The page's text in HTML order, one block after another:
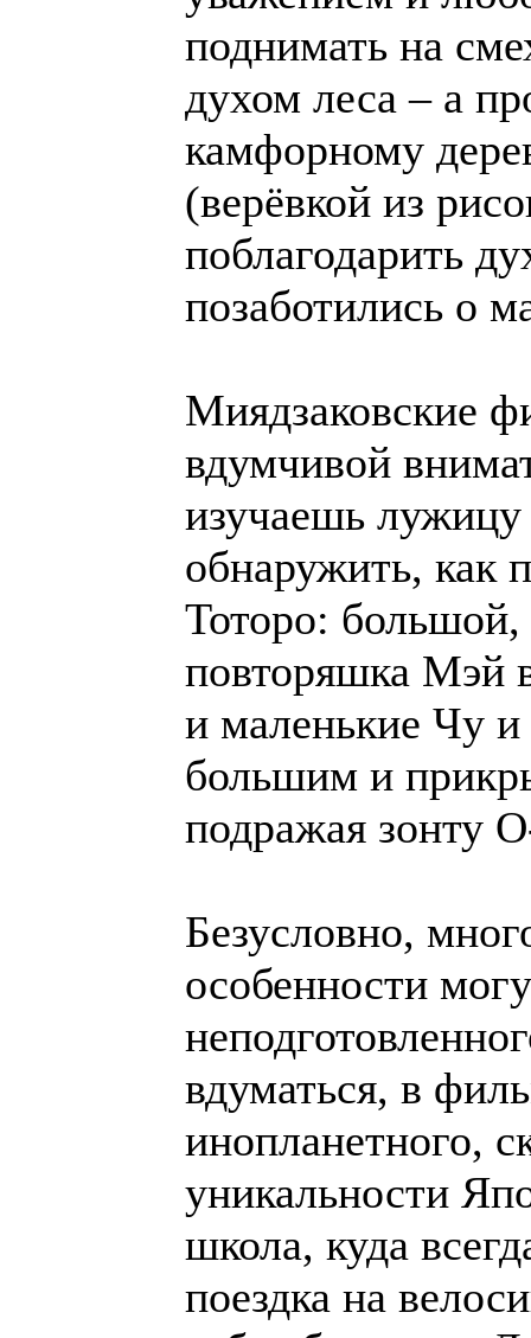
поднимать на
духом леса – а
камфорному
(верёвкой из
поблагодарить
позаботились о
Миядзаковские
вдумчивой
изучаешь лужицу
обнаружить, как
Тоторо:
повторяшка Мэй
и маленькие Чу
большим и
подражая зонту
Безусловно,
особенности
вдуматься, в
инопланетного,
уникальности
школа, куда
поездка на